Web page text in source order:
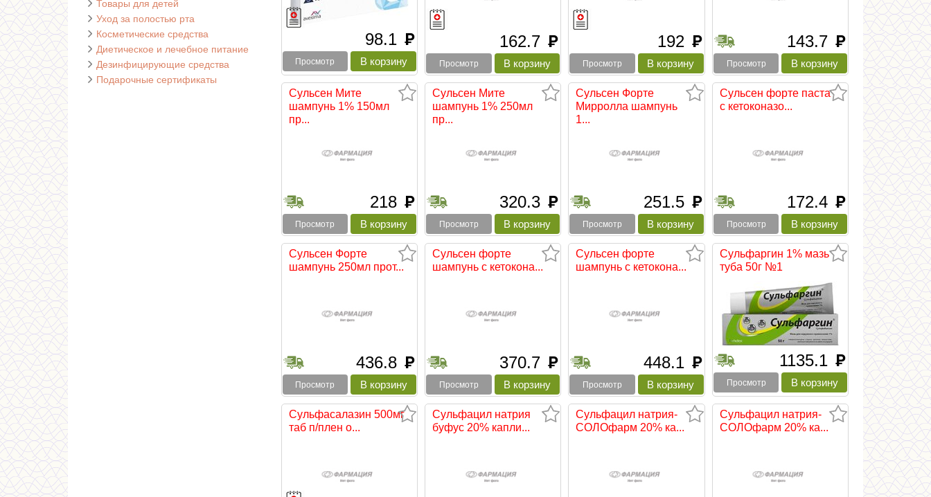
Товары для детей
Уход за полостью рта
Косметические средства
Диетическое и лечебное питание
Дезинфицирующие средства
Подарочные сертификаты
98.1 руб
Просмотр
162.7 руб
Просмотр
192 руб
Просмотр
143.7 руб
Просмотр
Сульсен Мите
шампунь 1% 150мл
пр...
218 руб
Просмотр
Сульсен Мите
шампунь 1% 250мл
пр...
320.3 руб
Просмотр
Сульсен Форте
Мирролла шампунь
1...
251.5 руб
Просмотр
Сульсен форте паста
с кетоконазо...
172.4 руб
Просмотр
Сульсен Форте
шампунь 250мл прот...
436.8 руб
Просмотр
Сульсен форте
шампунь с кетокона...
370.7 руб
Просмотр
Сульсен форте
шампунь с кетокона...
448.1 руб
Просмотр
Сульфаргин 1% мазь
туба 50г №1
1135.1 руб
Просмотр
Сульфасалазин 500мг
таб п/плен о...
Сульфацил натрия
буфус 20% капли...
Сульфацил натрия-
СОЛОфарм 20% ка...
Сульфацил натрия-
СОЛОфарм 20% ка...